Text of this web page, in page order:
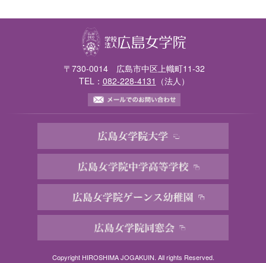
〒730-0014 広島市中区上幟町11-32
TEL： 082-228-4131 （法人）
Copyright HIROSHIMA JOGAKUIN. All rights Reserved.